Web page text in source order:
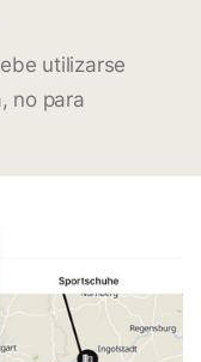
utilizarse
no para